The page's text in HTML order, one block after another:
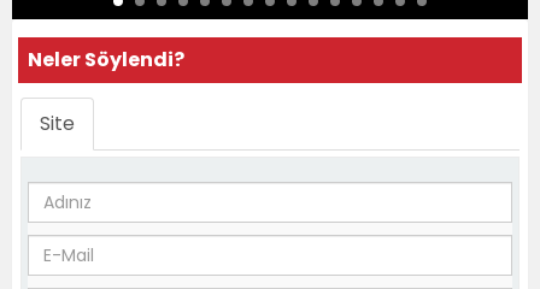
Neler Söylendi?
Site